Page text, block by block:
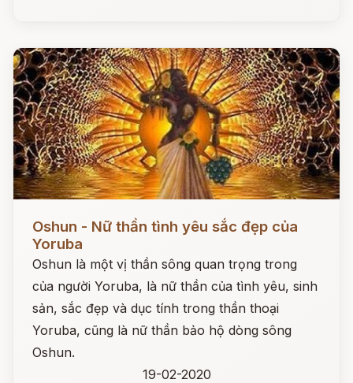
Oshun - Nữ thần tình yêu sắc đẹp của
Yoruba
Oshun là một vị thần sông quan trọng trong
của người Yoruba, là nữ thần của tình yêu, sinh
sản, sắc đẹp và dục tính trong thần thoại
Yoruba, cũng là nữ thần bảo hộ dòng sông
Oshun.
19-02-2020